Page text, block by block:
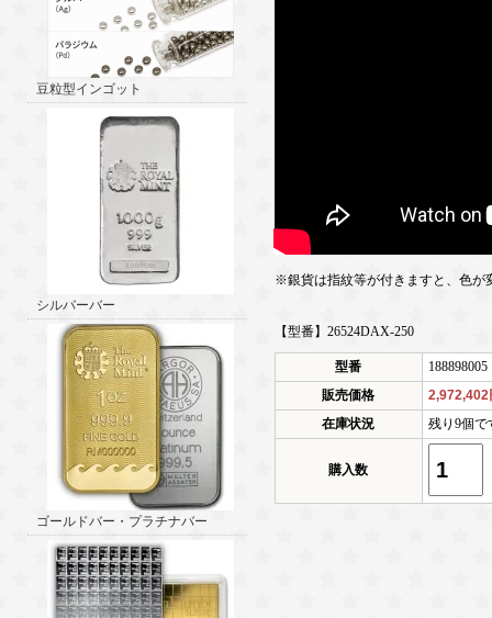
豆粒型インゴット
シルバーバー
ゴールドバー・プラチナバー
※銀貨は指紋等が付きますと、色が
【型番】26524DAX-250
型番
188898005
販売価格
2,972,402
在庫状況
残り9個で
購入数